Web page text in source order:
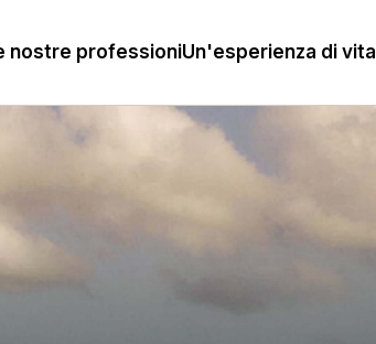
nostre professioniUn'esperienza di vita